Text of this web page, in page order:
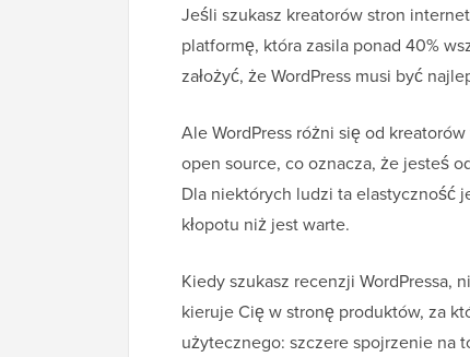
Jeśli szukasz kreatorów stron
platformę, która zasila ponad 40%
założyć, że WordPress musi być
Ale WordPress różni się od
open source, co oznacza, że jesteś
Dla niektórych ludzi ta elastyczność
kłopotu niż jest warte.
Kiedy szukasz recenzji
kieruje Cię w stronę produktów, za
użytecznego: szczere spojrzenie na